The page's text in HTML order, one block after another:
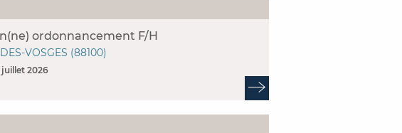
ordonnancement F/H
VOSGES (88100)
juillet 2026